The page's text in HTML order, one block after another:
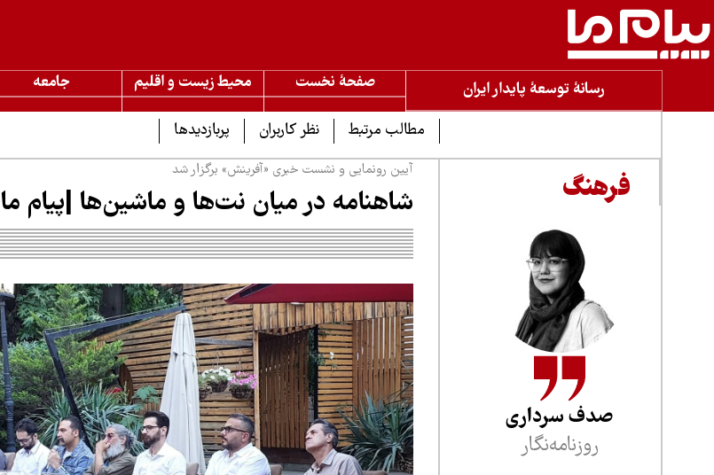
رسانۀ توسعۀ پایدار ایران صفحۀ نخست محیط زیست و اقلیم جامعه
مطالب مرتبط
نظر کاربران پربازدیدها
فرهنگ
صدف سرداری
روزنامه‌نگار
آیین رونمایی و نشست خبری «آفرینش» برگزار شد
شاهنامه در میان نت‌ها و ماشین‌ها |پیام ما